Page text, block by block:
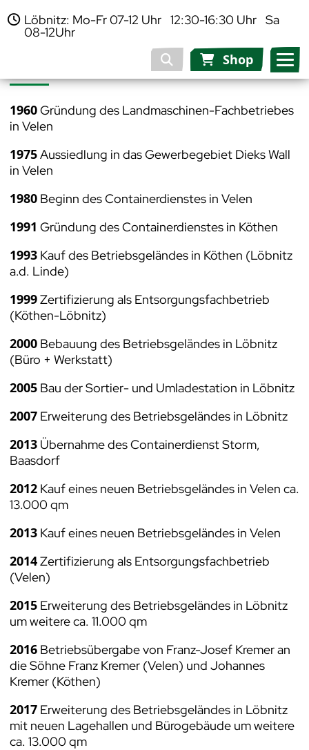
Löbnitz: Mo-Fr 07-12 Uhr 12:30-16:30 Uhr Sa
08-12Uhr
Shop
1960Gründung des Landmaschinen-Fachbetriebes
in Velen
1975Aussiedlung in das Gewerbegebiet Dieks Wall
in Velen
1980Beginn des Containerdienstes in Velen
1991 Gründung des Containerdienstes in Köthen
1993Kauf des Betriebsgeländes in Köthen (Löbnitz
a.d. Linde)
1999Zertifizierung als Entsorgungsfachbetrieb
(Köthen-Löbnitz)
2000Bebauung des Betriebsgeländes in Löbnitz
(Büro + Werkstatt)
2005Bau der Sortier- und Umladestation in Löbnitz
2007Erweiterung des Betriebsgeländes in Löbnitz
2013Übernahme des Containerdienst Storm,
Baasdorf
2012Kauf eines neuen Betriebsgeländes in Velen ca.
13.000 qm
2013Kauf eines neuen Betriebsgeländes in Velen
2014Zertifizierung als Entsorgungsfachbetrieb
(Velen)
2015Erweiterung des Betriebsgeländes in Löbnitz
um weitere ca. 11.000 qm
2016Betriebsübergabe von Franz-Josef Kremer an
die Söhne Franz Kremer (Velen) und Johannes
Kremer (Köthen)
2017Erweiterung des Betriebsgeländes in Löbnitz
mit neuen Lagehallen und Bürogebäude um weitere
ca. 13.000 qm